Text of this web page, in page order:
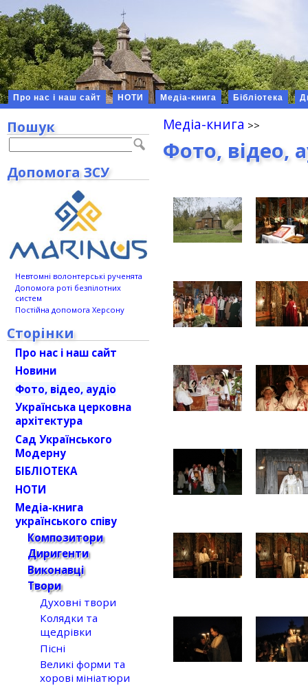
Про нас і наш сайт НОТИ Медіа-книга Бібліотека
Медіа-книга
Фото, відео,
Пошук
Допомога ЗСУ
Невтомні волонтерські рученята
Допомога роті безпілотних
систем
Постійна допомога Херсону
Сторінки
Про нас і наш сайт
Новини
Фото, відео, аудіо
Українська церковна
архітектура
Сад Українського
Модерну
БІБЛІОТЕКА
НОТИ
Медіа-книга
українського співу
Композитори
Диригенти
Виконавці
Твори
Духовні твори
Колядки та
щедрівки
Пісні
Великі форми та
хорові мініатюри